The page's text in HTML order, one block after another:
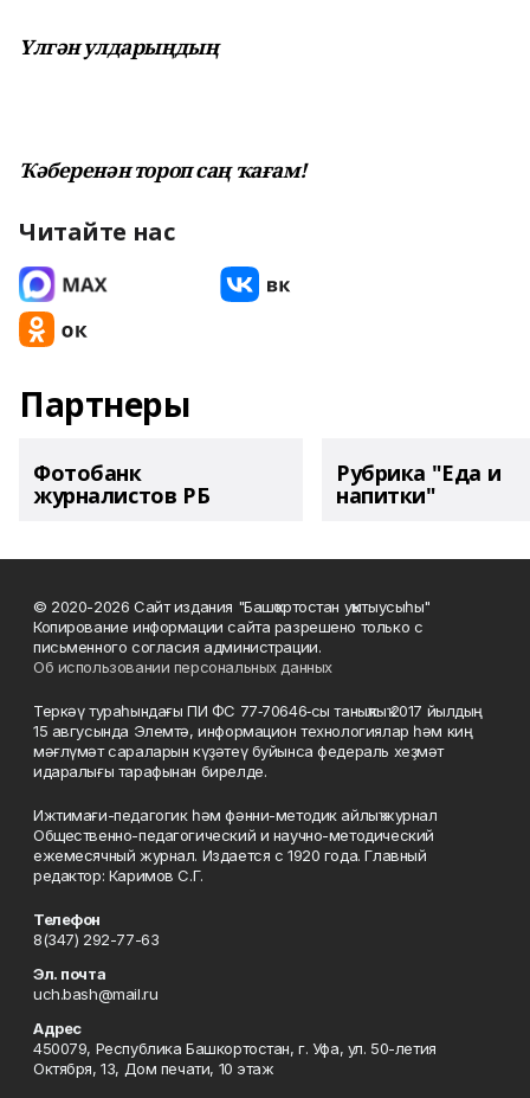
Үлгән улдарыңдың
Ҡәберенән тороп саң ҡағам!
Читайте нас
Партнеры
Фотобанк
журналистов РБ
Рубрика "Еда и
напитки"
© 2020-2026 Сайт издания "Башҡортостан уҡытыусыһы"
Копирование информации сайта разрешено только с
письменного согласия администрации.
Об использовании персональных данных
Теркәү тураһындағы ПИ ФС 77‑70646‑сы таныҡлыҡ 2017 йылдың
15 авгусында Элемтә, информацион технологиялар һәм киң
мәғлүмәт сараларын күҙәтеү буйынса федераль хеҙмәт
идаралығы тарафынан бирелде.
Ижтимағи-педагогик һәм фәнни-методик айлыҡ журнал
Общественно-педагогический и научно-методический
ежемесячный журнал. Издается с 1920 года. Главный
редактор: Каримов С.Г.
Телефон
8(347) 292-77-63
Эл. почта
uch.bash@mail.ru
Адрес
450079, Республика Башкортостан, г. Уфа, ул. 50-летия
Октября, 13, Дом печати, 10 этаж